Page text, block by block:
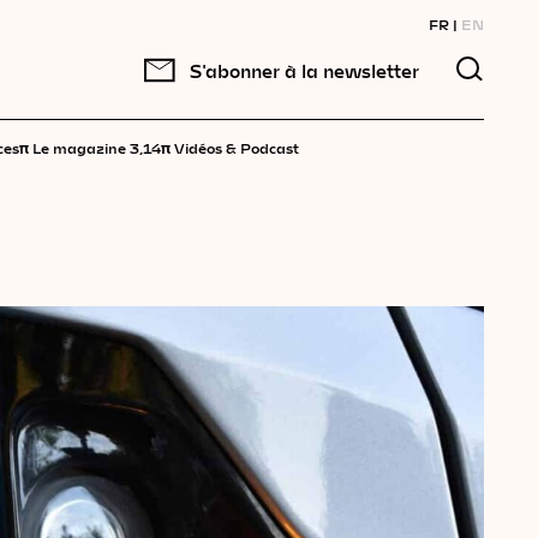
FR EN
S'abonner à la newsletter
π Le magazine 3,14π Vidéos & Podcast